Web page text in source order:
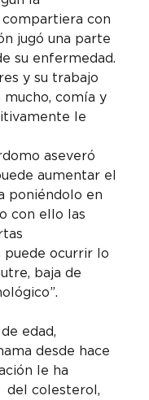
con
jugó una parte
su enfermedad.
y su trabajo
mucho, comía y
le
aseveró
aumentar el
poniéndolo en
con ello las
puede ocurrir lo
baja de
edad,
desde hace
le ha
del colesterol,